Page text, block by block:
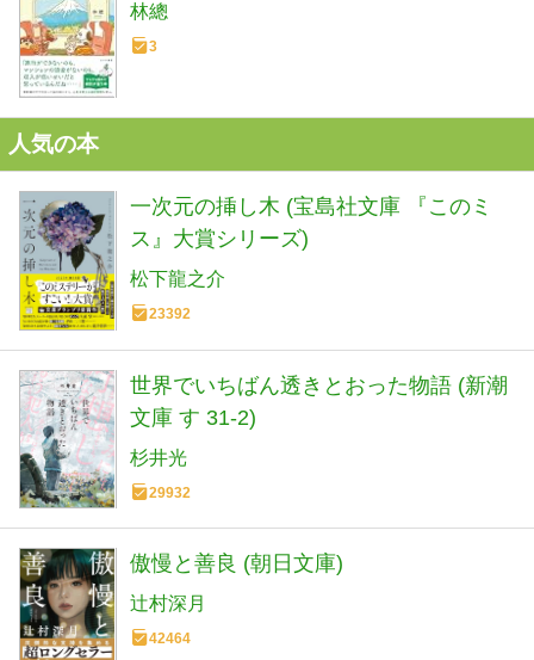
林總
3
人気の本
一次元の挿し木 (宝島社文庫 『このミ
ス』大賞シリーズ)
松下龍之介
23392
世界でいちばん透きとおった物語 (新潮
文庫 す 31-2)
杉井光
29932
傲慢と善良 (朝日文庫)
辻村深月
42464